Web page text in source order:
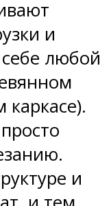
и
любой
и